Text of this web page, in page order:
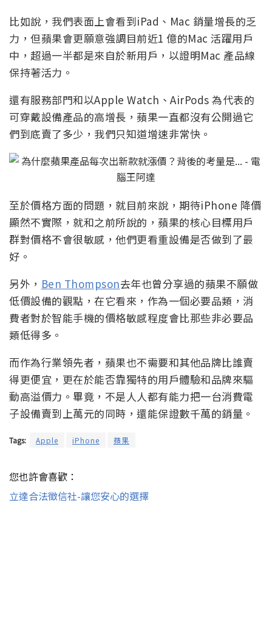
比如說，我們表面上會看到iPad、Mac 銷量增長的乏
力，但蘋果會更願意強調目前近1 億的Mac 活躍用戶
中，超過一半都是來自於新用戶，以證明Mac 產品線
保持著活力。
還有服務部門和以Apple Watch、AirPods 為代表的
可穿戴設備產品的高增長，蘋果一直都沒有公開過它
們到底賣了多少，我們只知道增速非常快。
至於價格方面的問題，就目前來說，期待iPhone 降價
顯然不實際，就和之前所說的，蘋果的核心目標用戶
群對價格不會很敏感，他們更看重設備是否做到了最
好。
另外， Ben Thompson去年也曾分享過的蘋果不願做
低價設備的觀點，在它看來，作為一個必要品類，消
費者對於智能手機的價格敏感程度會比那些非必要品
類低得多。
而作為行業領先者，蘋果也不需要和其他品牌比誰賣
得更便宜，更在於能否靠獨特的用戶體驗和品牌來驅
動高溢價力。畢竟，不是人人都有能力把一台消費電
子設備賣到上萬元的同時，還能保證數千萬的銷量。
Tags: Apple iPhone 蘋果
您也許會喜歡：
立達合法徵信社-讓您安心的選擇